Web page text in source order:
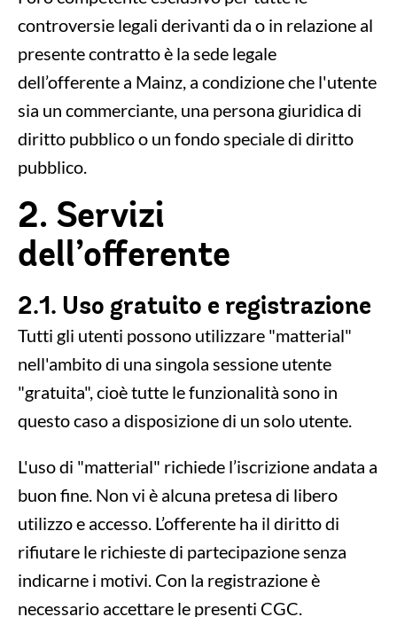
controversie legali derivanti da o in relazione al
presente contratto è la sede legale
dell’offerente a Mainz, a condizione che l'utente
sia un commerciante, una persona giuridica di
diritto pubblico o un fondo speciale di diritto
pubblico.
2. Servizi
dell’offerente
2.1. Uso gratuito e registrazione
Tutti gli utenti possono utilizzare "matterial"
nell'ambito di una singola sessione utente
"gratuita", cioè tutte le funzionalità sono in
questo caso a disposizione di un solo utente.
L'uso di "matterial" richiede l’iscrizione andata a
buon fine. Non vi è alcuna pretesa di libero
utilizzo e accesso. L’offerente ha il diritto di
rifiutare le richieste di partecipazione senza
indicarne i motivi. Con la registrazione è
necessario accettare le presenti CGC.